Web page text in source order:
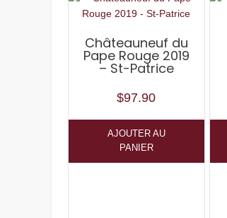
Châteauneuf du
Pape Rouge 2019
– St-Patrice
$97.90
AJOUTER AU
PANIER